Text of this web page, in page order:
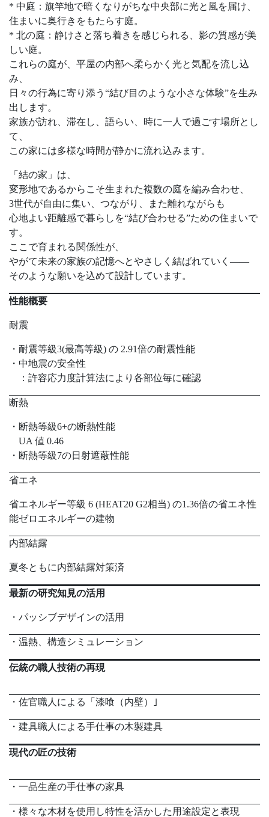
* 中庭：旗竿地で暗くなりがちな中央部に光と風を届け、
住まいに奥行きをもたらす庭。
* 北の庭：静けさと落ち着きを感じられる、影の質感が美
しい庭。
これらの庭が、平屋の内部へ柔らかく光と気配を流し込
み、
日々の行為に寄り添う“結び目のような小さな体験”を生み
出します。
家族が訪れ、滞在し、語らい、時に一人で過ごす場所とし
て、
この家には多様な時間が静かに流れ込みます。
「結の家」は、
変形地であるからこそ生まれた複数の庭を編み合わせ、
3世代が自由に集い、つながり、また離れながらも
心地よい距離感で暮らしを“結び合わせる”ための住まいで
す。
ここで育まれる関係性が、
やがて未来の家族の記憶へとやさしく結ばれていく——
そのような願いを込めて設計しています。
性能概要
耐震
・耐震等級3(最高等級) の 2.91倍の耐震性能
・中地震の安全性
：許容応力度計算法により各部位毎に確認
断熱
・断熱等級6+の断熱性能
UA 値 0.46
・断熱等級7の日射遮蔽性能
省エネ
省エネルギー等級 6 (HEAT20 G2相当) の1.36倍の省エネ性
能ゼロエネルギーの建物
内部結露
夏冬ともに内部結露対策済
最新の研究知見の活用
・パッシブデザインの活用
・温熱、構造シミュレーション
伝統の職人技術の再現
・佐官職人による「漆喰（内壁）｣
・建具職人による手仕事の木製建具
現代の匠の技術
・一品生産の手仕事の家具
・様々な木材を使用し特性を活かした用途設定と表現